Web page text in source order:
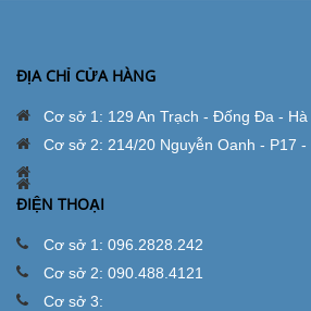
ĐỊA CHỈ CỬA HÀNG
Cơ sở 1: 129 An Trạch - Đống Đa - Hà
Cơ sở 2: 214/20 Nguyễn Oanh - P17 -
ĐIỆN THOẠI
Cơ sở 1: 096.2828.242
Cơ sở 2: 090.488.4121
Cơ sở 3: